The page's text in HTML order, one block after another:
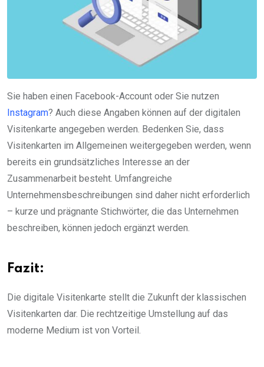
Sie haben einen Facebook-Account oder Sie nutzen
Instagram? Auch diese Angaben können auf der digitalen
Visitenkarte angegeben werden. Bedenken Sie, dass
Visitenkarten im Allgemeinen weitergegeben werden, wenn
bereits ein grundsätzliches Interesse an der
Zusammenarbeit besteht. Umfangreiche
Unternehmensbeschreibungen sind daher nicht erforderlich
– kurze und prägnante Stichwörter, die das Unternehmen
beschreiben, können jedoch ergänzt werden.
Fazit:
Die digitale Visitenkarte stellt die Zukunft der klassischen
Visitenkarten dar. Die rechtzeitige Umstellung auf das
moderne Medium ist von Vorteil.